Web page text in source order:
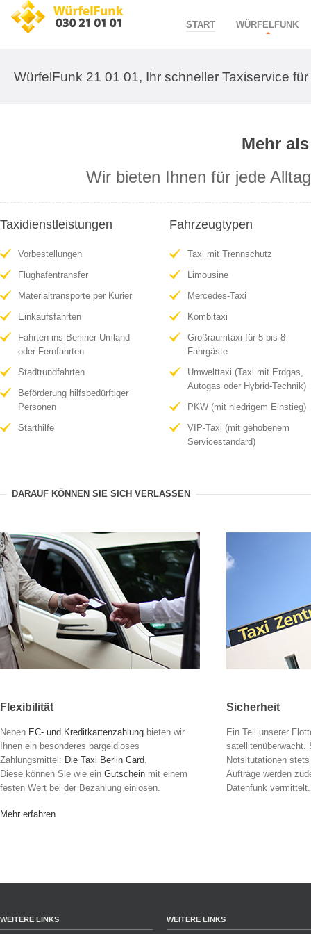
START WÜRFELFUNK
WürfelFunk 21 01 01, Ihr schneller Taxiservice
Mehr
Wir bieten Ihnen für jede
Taxidienstleistungen
Vorbestellungen
Flughafentransfer
Materialtransporte per Kurier
Einkaufsfahrten
Fahrten ins Berliner Umland
oder Fernfahrten
Stadtrundfahrten
Beförderung hilfsbedürftiger
Personen
Starthilfe
Fahrzeugtypen
Taxi mit Trennschutz
Limousine
Mercedes-Taxi
Kombitaxi
Großraumtaxi für 5 bis 8
Fahrgäste
Umwelttaxi (Taxi mit Erdgas,
Autogas oder Hybrid-Technik)
PKW (mit niedrigem Einstieg)
VIP-Taxi (mit gehobenem
Servicestandard)
DARAUF KÖNNEN SIE SICH VERLASSEN
Flexibilität
Neben EC- und Kreditkartenzahlung bieten wir
Ihnen ein besonderes bargeldloses
Zahlungsmittel: Die Taxi Berlin Card.
Diese können Sie wie ein Gutschein mit einem
festen Wert bei der Bezahlung einlösen.
Mehr erfahren
Sicherheit
Ein Teil unserer
satellitenüberwacht.
Notsitutationen
Aufträge werden
Datenfunk vermittelt.
WEITERE LINKS WEITERE LINKS